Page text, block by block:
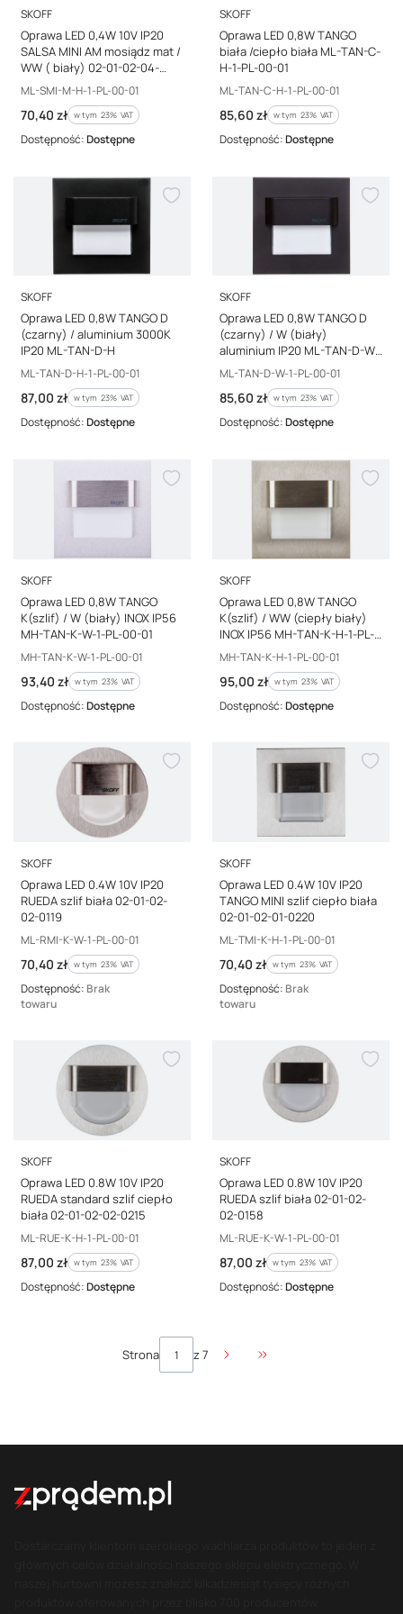
PRODUCENT
SKOFF
Oprawa LED 0,4W 10V IP20
SALSA MINI AM mosiądz mat /
WW ( biały) 02-01-02-04-
000302-01-02-04-0003
Kod producenta
ML-SMI-M-H-1-PL-00-01
Cena brutto
70,40 zł w tym %s VAT
w tym 23% VAT
Dostępność:Dostępne
PRODUCENT
SKOFF
Oprawa LED 0,8W TANGO
biała /ciepło biała ML-TAN-C-
H-1-PL-00-01
Kod producenta
ML-TAN-C-H-1-PL-00-01
Cena brutto
85,60 zł w tym %s VAT
w tym 23% VAT
Dostępność:Dostępne
PRODUCENT
SKOFF
Oprawa LED 0,8W TANGO D
(czarny) / aluminium 3000K
IP20 ML-TAN-D-H
Kod producenta
ML-TAN-D-H-1-PL-00-01
Cena brutto
87,00 zł w tym %s VAT
w tym 23% VAT
Dostępność:Dostępne
PRODUCENT
SKOFF
Oprawa LED 0,8W TANGO D
(czarny) / W (biały)
aluminium IP20 ML-TAN-D-W-
1-PL-00-01
Kod producenta
ML-TAN-D-W-1-PL-00-01
Cena brutto
85,60 zł w tym %s VAT
w tym 23% VAT
Dostępność:Dostępne
PRODUCENT
SKOFF
Oprawa LED 0,8W TANGO
K(szlif) / W (biały) INOX IP56
MH-TAN-K-W-1-PL-00-01
Kod producenta
MH-TAN-K-W-1-PL-00-01
Cena brutto
93,40 zł w tym %s VAT
w tym 23% VAT
Dostępność:Dostępne
PRODUCENT
SKOFF
Oprawa LED 0,8W TANGO
K(szlif) / WW (ciepły biały)
INOX IP56 MH-TAN-K-H-1-PL-
00-01
Kod producenta
MH-TAN-K-H-1-PL-00-01
Cena brutto
95,00 zł w tym %s VAT
w tym 23% VAT
Dostępność:Dostępne
PRODUCENT
SKOFF
Oprawa LED 0.4W 10V IP20
RUEDA szlif biała 02-01-02-
02-0119
Kod producenta
ML-RMI-K-W-1-PL-00-01
Cena brutto
70,40 zł w tym %s VAT
w tym 23% VAT
Dostępność: Brak
towaru
PRODUCENT
SKOFF
Oprawa LED 0.4W 10V IP20
TANGO MINI szlif ciepło biała
02-01-02-01-0220
Kod producenta
ML-TMI-K-H-1-PL-00-01
Cena brutto
70,40 zł w tym %s VAT
w tym 23% VAT
Dostępność: Brak
towaru
PRODUCENT
SKOFF
Oprawa LED 0.8W 10V IP20
RUEDA standard szlif ciepło
biała 02-01-02-02-0215
Kod producenta
ML-RUE-K-H-1-PL-00-01
Cena brutto
87,00 zł w tym %s VAT
w tym 23% VAT
Dostępność:Dostępne
PRODUCENT
SKOFF
Oprawa LED 0.8W 10V IP20
RUEDA szlif biała 02-01-02-
02-0158
Kod producenta
ML-RUE-K-W-1-PL-00-01
Cena brutto
87,00 zł w tym %s VAT
w tym 23% VAT
Dostępność:Dostępne
Strona z 7
Przejdź do ostatniej